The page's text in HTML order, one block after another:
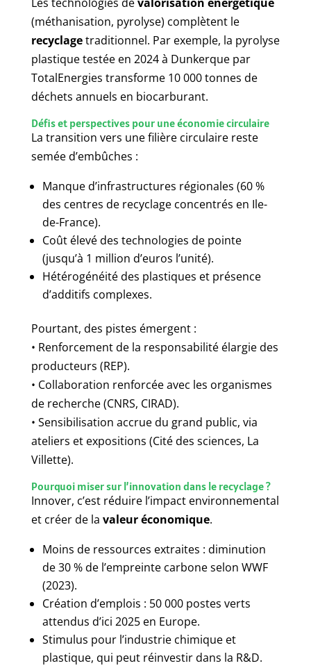
(méthanisation, pyrolyse) complètent le
recyclagetraditionnel. Par exemple, la pyrolyse
plastique testée en 2024 à Dunkerque par
TotalEnergies transforme 10 000 tonnes de
déchets annuels en biocarburant.
Défis et perspectives pour une économie circulaire
La transition vers une filière circulaire reste
semée d’embûches :
Manque d’infrastructures régionales (60 %
des centres de recyclage concentrés en Ile-
de-France).
Coût élevé des technologies de pointe
(jusqu’à 1 million d’euros l’unité).
Hétérogénéité des plastiques et présence
d’additifs complexes.
Pourtant, des pistes émergent :
• Renforcement de la responsabilité élargie des
producteurs (REP).
• Collaboration renforcée avec les organismes
de recherche (CNRS, CIRAD).
• Sensibilisation accrue du grand public, via
ateliers et expositions (Cité des sciences, La
Villette).
Pourquoi miser sur l’innovation dans le recyclage ?
Innover, c’est réduire l’impact environnemental
et créer de la valeur économique.
Moins de ressources extraites : diminution
de 30 % de l’empreinte carbone selon WWF
(2023).
Création d’emplois : 50 000 postes verts
attendus d’ici 2025 en Europe.
Stimulus pour l’industrie chimique et
plastique, qui peut réinvestir dans la R&D.